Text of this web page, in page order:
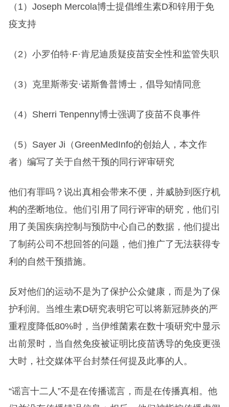
（1）Joseph Mercola博士提倡维生素D和锌用于免
疫支持
（2）小罗伯特·F·肯尼迪质疑疫苗安全性和监管失职
（3）克里斯蒂安·诺斯鲁普博士，倡导知情同意
（4）Sherri Tenpenny博士强调了疫苗不良事件
（5）Sayer Ji（GreenMedInfo的创始人，本文作
者）编写了关于自然干预的同行评审研究
他们有罪吗？说出真相会带来不便，并威胁到医疗机
构的垄断地位。他们引用了同行评审的研究，他们引
用了美国疾病控制与预防中心自己的数据，他们提出
了制药公司不想回答的问题，他们推广了无法获得专
利的自然干预措施。
反对他们的运动不是为了保护公众健康，而是为了保
护利润。当维生素D研究表明它可以将新冠肺炎的严
重程度降低80%时，当伊维菌素在数十项研究中显示
出前景时，当自然免疫被证明比疫苗诱导的免疫更强
大时，社交媒体平台封禁任何提及此事的人。
“谣言十二人”不是在传播谎言，而是在传播真相。他